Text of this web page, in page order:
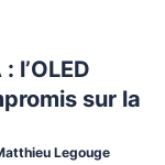
l’OLED
sur la
Legouge